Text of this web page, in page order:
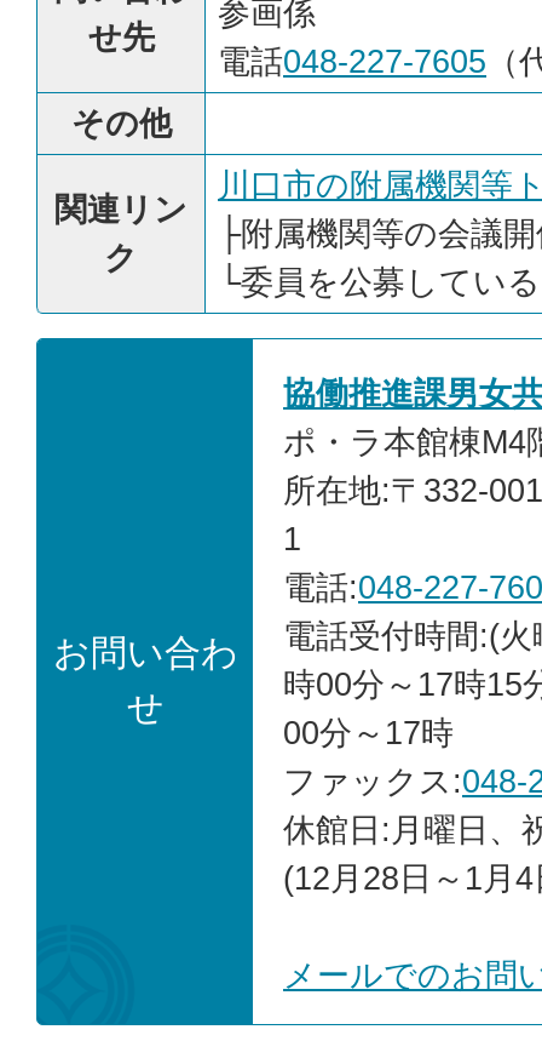
せ先
参画係
電話048-227-7605 （
その他
関連リン
ク
川口市の附属機関等
├附属機関等の会議
└委員を公募してい
お問い合わ
せ
協働推進課男女
ポ・ラ本館棟M4
所在地:〒332-
1
電話:048-227-
電話受付時間:(
時00分～17時15
00分～17時
ファックス:048-
休館日:月曜日、
(12月28日～1月4
メールでのお問